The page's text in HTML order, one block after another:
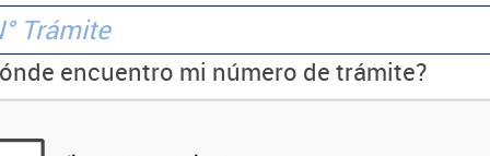
encuentro mi número de trámite?